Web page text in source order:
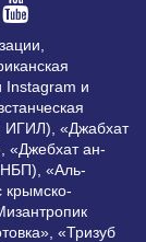
Instagram и
ИГИЛ), «Джабхат
ан-
«Аль-
«Тризуб